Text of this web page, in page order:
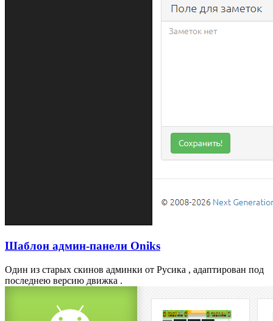
Шаблон админ-панели Oniks
Один из старых скинов админки от Русика , адаптирован под
последнею версию движка .